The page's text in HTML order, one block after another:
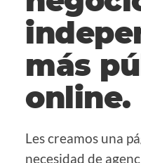
más
online.
Les creamos una
necesidad de